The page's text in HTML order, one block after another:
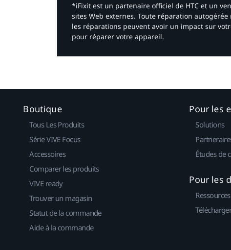
*iFixit est un partenaire officiel de HTC et un
sites Web externes. Toute réparation
les réparations peuvent avoir un impact sur
pour réparer votre appareil.​
Boutique
Tous Les Produits
Série VIVE Focus
Accessoires
Comparer les produits
VIVE ready
Trouver un magasin
Statut de la commande
Aide à la commande
Pour les
Solutions
Études de
Pour les
Ressources